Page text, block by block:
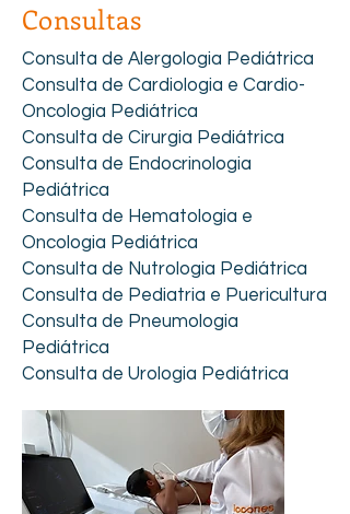
Consultas
Consulta de Alergologia Pediátrica
Consulta de Cardiologia e Cardio-
Oncologia Pediátrica
Consulta de Cirurgia Pediátrica
Consulta de Endocrinologia
Pediátrica
Consulta de Hematologia e
Oncologia Pediátrica
Consulta de Nutrologia Pediátrica
Consulta de Pediatria e Puericultura
Consulta de Pneumologia
Pediátrica
Consulta de Urologia Pediátrica